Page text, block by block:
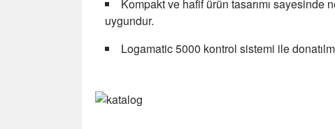
Kompakt ve hafif ürün tasarımı
uygundur.
Logamatic 5000 kontrol sistemi ile